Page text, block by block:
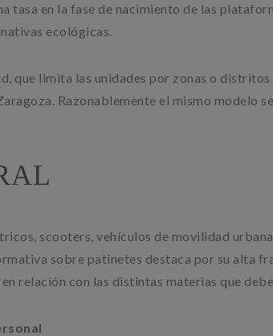
tasa en la fase de nacimiento de las
ecológicas.
que limita las unidades por zonas o
Razonablemente el mismo modelo
scooters, vehículos de movilidad
sobre patinetes destaca por su alta
relación con las distintas materias que